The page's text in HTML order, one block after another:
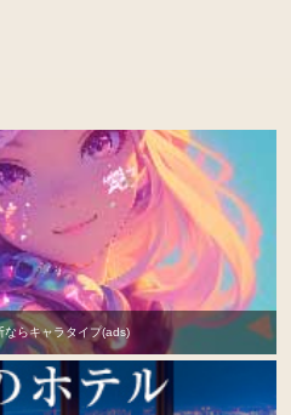
ならキャラタイプ(ads)